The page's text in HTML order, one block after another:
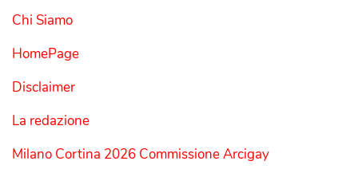
Chi Siamo
HomePage
Disclaimer
La redazione
Milano Cortina 2026 Commissione Arcigay